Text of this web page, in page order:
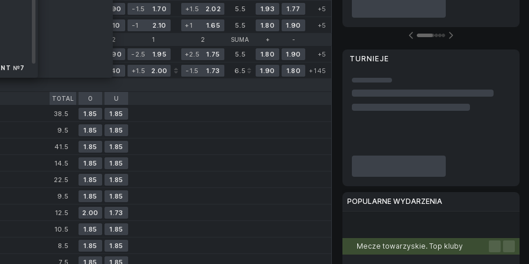
5.90 -1.5 1.70 +1.5 2.02 5.5 1.93 1.77
+5
3.10 -1 2.10 +1 1.65 5.5 1.80 1.90 +5
2 1 2 SUMA + -
6.90 -2.5 1.95 +2.5 1.75 5.5 1.80 1.90
+5
Dziś o 14:15 1.40 +1.5 2.00 -1.5 1.73 6.5 1.90 1.80 +145
TOTAL O U
38.5 1.85
1.85
9.5
1.85
1.85
41.5
1.85
1.85
14.5
1.85
1.85
22.5
1.85
1.85
9.5
1.85
1.85
12.5
2.00
1.73
10.5
1.85
1.85
8.5
1.85
1.85
7.5
1.85 1.85
TURNIEJE
POPULARNE WYDARZENIA
Mecze towarzyskie. Top kluby
№7